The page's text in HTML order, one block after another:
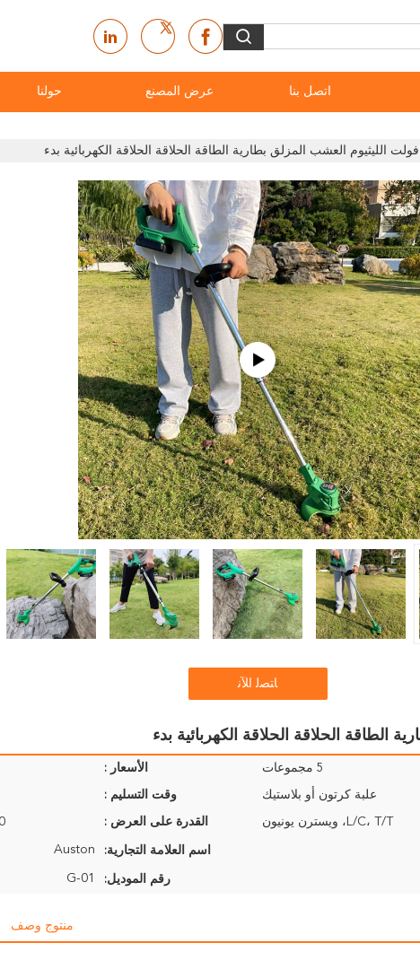
حولنا عرض المصنع اتصل بنا
ﺎﺘﺼﻟ ﺍﻶﻧ
5 مجموعات الأسعار :
علبة كرتون أو بلاستيك وقت التسليم :
L/C، T/T، ويسترن يونيون القدرة على العرض :
اسم العلامة التجارية: Auston
رقم الموديل: G-01
منتوج وصف